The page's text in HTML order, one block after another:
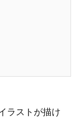
ラストが描け